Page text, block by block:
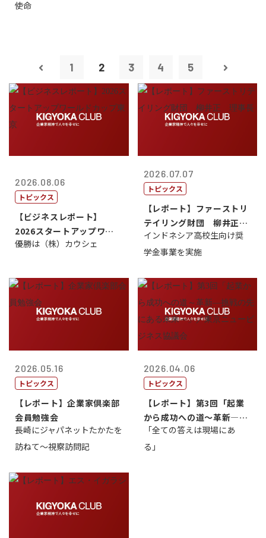
使命
1 2 3 4 5
2026.08.06
トピックス
【ビジネスレポート】
2026スタートアップワー
ルドカップ東京
優勝は（株）カウシェ
2026.07.07
トピックス
【レポート】ファーストリ
テイリング財団 柳井正
理事長
インドネシア高校生向け奨
学金事業を実施
2026.05.16
トピックス
【レポート】企業家倶楽部
会員勉強会
長崎にジャパネットたかたを
訪ねて～視察訪問記
2026.04.06
トピックス
【レポート】第3回「起業
から成功への道～革新―挑
戦の先にある...
「全ての答えは現場にあ
る」